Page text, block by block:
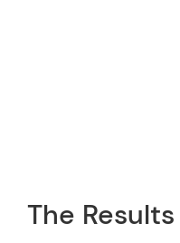
The Results